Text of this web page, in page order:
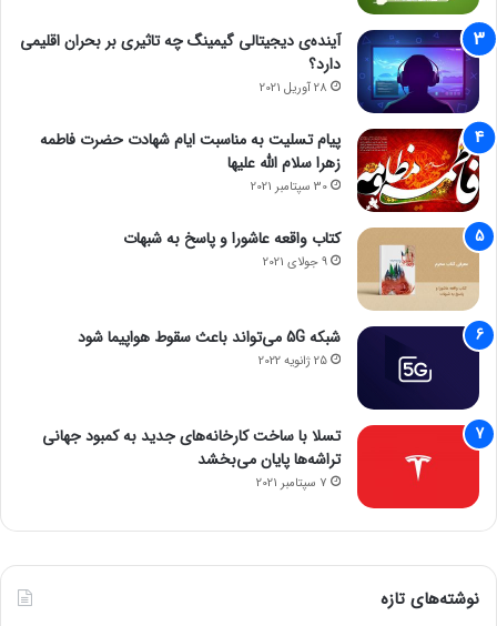
آینده‌ی دیجیتالی گیمینگ چه تاثیری بر بحران اقلیمی
دارد؟
28 آوریل 2021
پیام تسلیت به مناسبت ایام شهادت حضرت فاطمه
زهرا سلام الله علیها
30 سپتامبر 2021
کتاب واقعه عاشورا و پاسخ به شبهات
9 جولای 2021
شبکه 5G می‌تواند باعث سقوط هواپیما شود
25 ژانویه 2022
تسلا با ساخت کارخانه‌های جدید به کمبود جهانی
تراشه‌ها پایان می‌بخشد
7 سپتامبر 2021
نوشته‌های تازه